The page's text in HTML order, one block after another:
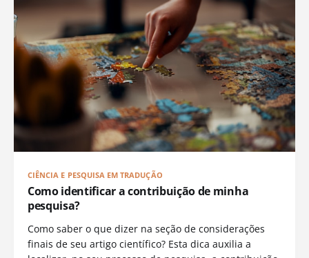
CIÊNCIA E PESQUISA EM TRADUÇÃO
Como identificar a contribuição de minha
pesquisa?
Como saber o que dizer na seção de considerações
finais de seu artigo científico? Esta dica auxilia a